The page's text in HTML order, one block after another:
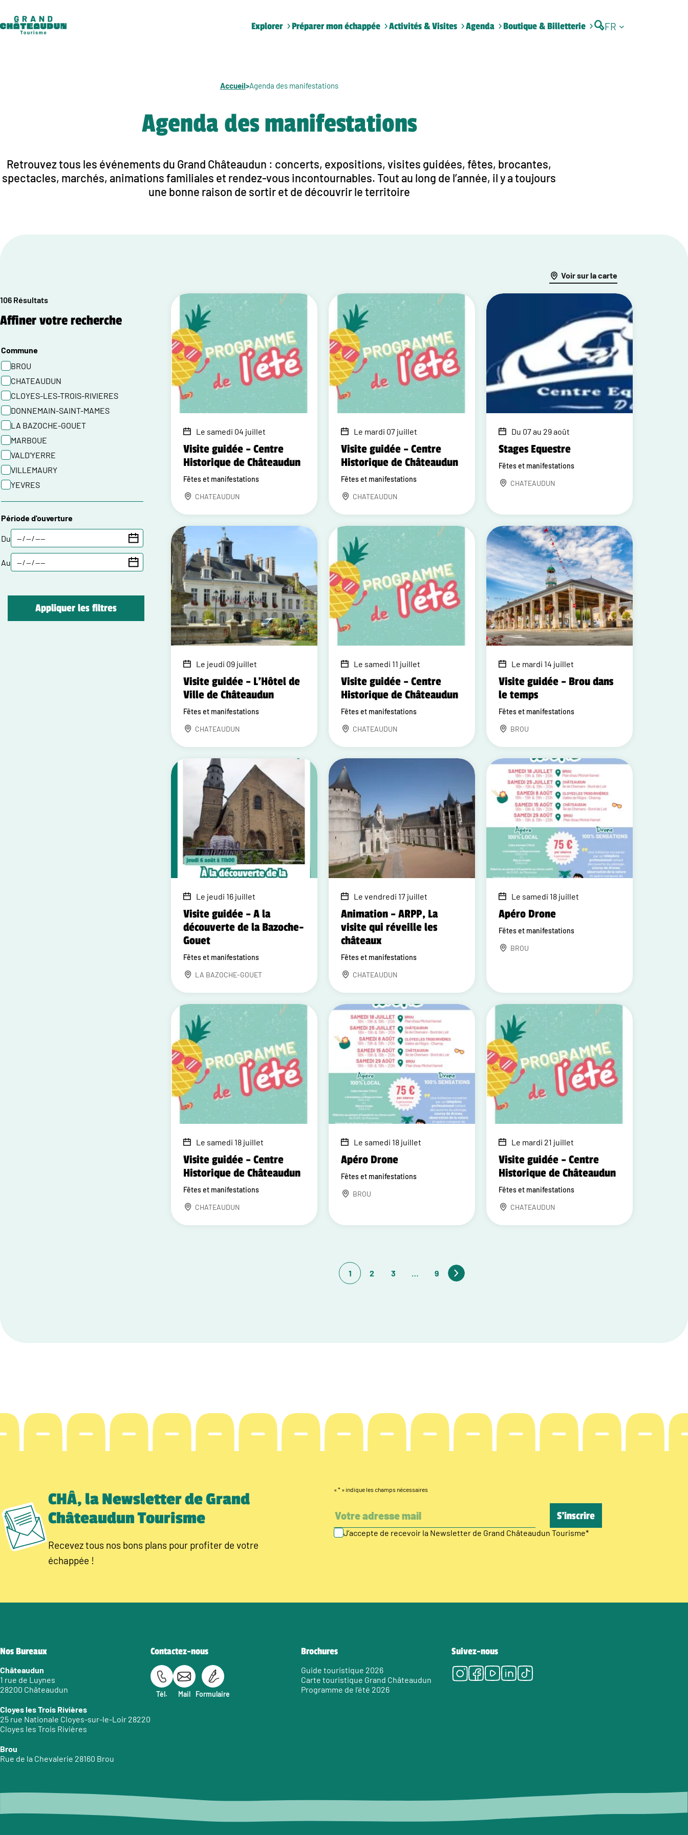
contenu
Explorer Préparer mon échappée Activités & Visites Agenda Boutique & Billetterie FR
Accueil>Agenda des manifestations
Agenda des manifestations
Retrouvez tous les événements du Grand Châteaudun : concerts, expositions, visites guidées, fêtes, brocantes,
spectacles, marchés, animations familiales et rendez-vous incontournables. Tout au long de l’année, il y a toujours
une bonne raison de sortir et de découvrir le territoire
106 Résultats
Affiner votre recherche
Commune
BROU
CHATEAUDUN
CLOYES-LES-TROIS-RIVIERES
DONNEMAIN-SAINT-MAMES
LA BAZOCHE-GOUET
MARBOUE
VALD'YERRE
VILLEMAURY
YEVRES
Période d'ouverture
Du
Au
Appliquer les filtres
Voir sur la carte
Le samedi 04 juillet
Visite guidée – Centre
Historique de Châteaudun
Fêtes et manifestations
CHATEAUDUN
Le mardi 07 juillet
Visite guidée – Centre
Historique de Châteaudun
Fêtes et manifestations
CHATEAUDUN
Du 07 au 29 août
Stages Equestre
Fêtes et manifestations
CHATEAUDUN
Le jeudi 09 juillet
Visite guidée – L'Hôtel de
Ville de Châteaudun
Fêtes et manifestations
CHATEAUDUN
Le samedi 11 juillet
Visite guidée – Centre
Historique de Châteaudun
Fêtes et manifestations
CHATEAUDUN
Le mardi 14 juillet
Visite guidée – Brou dans
le temps
Fêtes et manifestations
BROU
Le jeudi 16 juillet
Visite guidée – A la
découverte de la Bazoche-
Gouet
Fêtes et manifestations
LA BAZOCHE-GOUET
Le vendredi 17 juillet
Animation – ARPP, La
visite qui réveille les
châteaux
Fêtes et manifestations
CHATEAUDUN
Le samedi 18 juillet
Apéro Drone
Fêtes et manifestations
BROU
Le samedi 18 juillet
Visite guidée – Centre
Historique de Châteaudun
Fêtes et manifestations
CHATEAUDUN
Le samedi 18 juillet
Apéro Drone
Fêtes et manifestations
BROU
Le mardi 21 juillet
Visite guidée – Centre
Historique de Châteaudun
Fêtes et manifestations
CHATEAUDUN
1 2 3 9
CHÂ, la Newsletter de Grand
Châteaudun Tourisme
Recevez tous nos bons plans pour profiter de votre
échappée !
« * » indique les champs nécessaires
J’accepte de recevoir la Newsletter de Grand Châteaudun Tourisme*
Nos Bureaux
Châteaudun
1 rue de Luynes
28200 Châteaudun
Cloyes les Trois Rivières
25 rue Nationale Cloyes-sur-le-Loir 28220
Cloyes les Trois Rivières
Brou
Rue de la Chevalerie 28160 Brou
Contactez-nous
Tél. Mail Formulaire
Brochures
Guide touristique 2026
Carte touristique Grand Châteaudun
Programme de l’été 2026
Suivez-nous
Instagram
Facebook
Youtube
LinkedIn
Tiktok